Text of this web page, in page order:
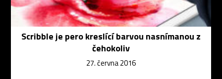
Scribble je pero kreslící barvou nasnímanou z
čehokoliv
27. června 2016